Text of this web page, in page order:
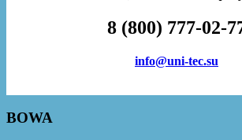
8 (800) 777-02-
info@uni-tec.su
BOWA